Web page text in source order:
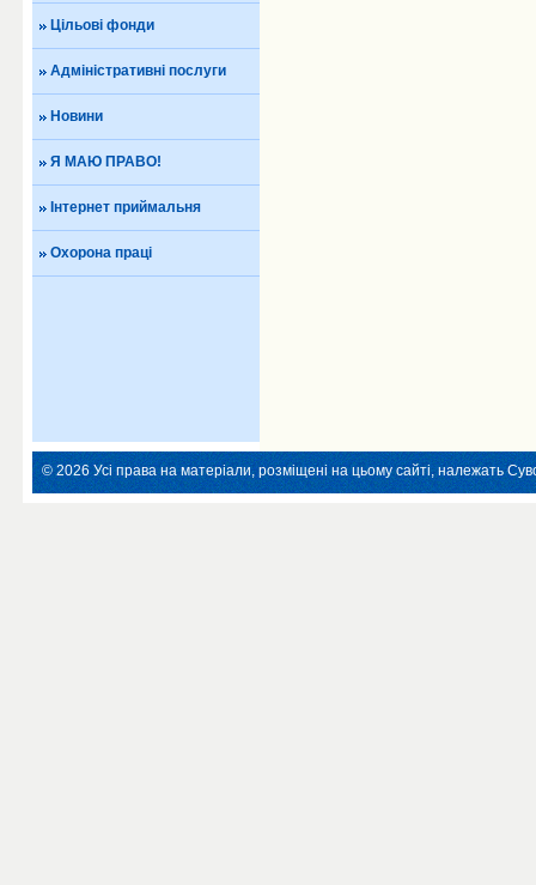
Цільові фонди
Адміністративні послуги
Новини
Я МАЮ ПРАВО!
Інтернет приймальня
Охорона праці
© 2026 Усі права на матеріали, розміщені на цьому сайті, належать